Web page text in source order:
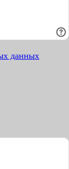
данных